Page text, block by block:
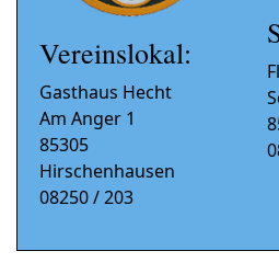
Vereinslokal:
Gasthaus Hecht
Am Anger 1
85305
Hirschenhausen
08250 / 203